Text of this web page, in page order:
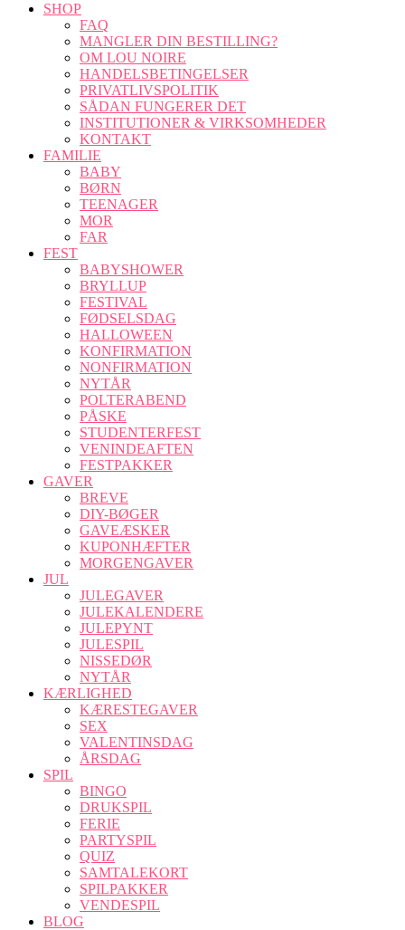
SHOP
FAQ
MANGLER DIN BESTILLING?
OM LOU NOIRE
HANDELSBETINGELSER
PRIVATLIVSPOLITIK
SÅDAN FUNGERER DET
INSTITUTIONER & VIRKSOMHEDER
KONTAKT
FAMILIE
BABY
BØRN
TEENAGER
MOR
FAR
FEST
BABYSHOWER
BRYLLUP
FESTIVAL
FØDSELSDAG
HALLOWEEN
KONFIRMATION
NONFIRMATION
NYTÅR
POLTERABEND
PÅSKE
STUDENTERFEST
VENINDEAFTEN
FESTPAKKER
GAVER
BREVE
DIY-BØGER
GAVEÆSKER
KUPONHÆFTER
MORGENGAVER
JUL
JULEGAVER
JULEKALENDERE
JULEPYNT
JULESPIL
NISSEDØR
NYTÅR
KÆRLIGHED
KÆRESTEGAVER
SEX
VALENTINSDAG
ÅRSDAG
SPIL
BINGO
DRUKSPIL
FERIE
PARTYSPIL
QUIZ
SAMTALEKORT
SPILPAKKER
VENDESPIL
BLOG